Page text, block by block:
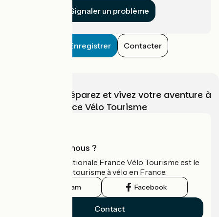
Signaler un problème
Enregistrer Contacter
Choisissez, préparez et vivez votre aventure à
vélo avec France Vélo Tourisme
Qui sommes-nous ?
L'association nationale France Vélo Tourisme est le
guide officiel du tourisme à vélo en France.
Instagram Facebook
Contact